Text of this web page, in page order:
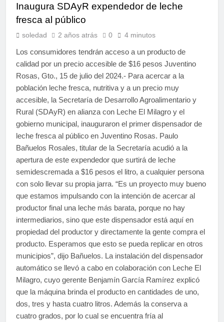
Inaugura SDAyR expendedor de leche
fresca al público
soledad 2 años atrás 0 4 minutos
Los consumidores tendrán acceso a un producto de
calidad por un precio accesible de $16 pesos Juventino
Rosas, Gto., 15 de julio del 2024.- Para acercar a la
población leche fresca, nutritiva y a un precio muy
accesible, la Secretaría de Desarrollo Agroalimentario y
Rural (SDAyR) en alianza con Leche El Milagro y el
gobierno municipal, inauguraron el primer dispensador de
leche fresca al público en Juventino Rosas. Paulo
Bañuelos Rosales, titular de la Secretaría acudió a la
apertura de este expendedor que surtirá de leche
semidescremada a $16 pesos el litro, a cualquier persona
con solo llevar su propia jarra. “Es un proyecto muy bueno
que estamos impulsando con la intención de acercar al
productor final una leche más barata, porque no hay
intermediarios, sino que este dispensador está aquí en
propiedad del productor y directamente la gente compra el
producto. Esperamos que esto se pueda replicar en otros
municipios”, dijo Bañuelos. La instalación del dispensador
automático se llevó a cabo en colaboración con Leche El
Milagro, cuyo gerente Benjamín García Ramírez explicó
que la máquina brinda el producto en cantidades de uno,
dos, tres y hasta cuatro litros. Además la conserva a
cuatro grados, por lo cual se encuentra fría al